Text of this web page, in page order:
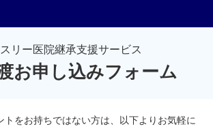
リー医院継承支援サービス
お申し込みフォーム
トをお持ちではない方は、以下よりお気軽に